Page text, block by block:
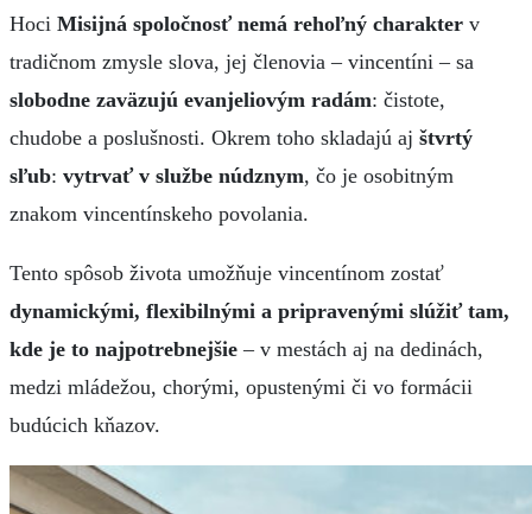
Hoci Misijná spoločnosť nemá rehoľný charakter v
tradičnom zmysle slova, jej členovia – vincentíni – sa
slobodne zaväzujú evanjeliovým radám: čistote,
chudobe a poslušnosti. Okrem toho skladajú aj štvrtý
sľub: vytrvať v službe núdznym, čo je osobitným
znakom vincentínskeho povolania.
Tento spôsob života umožňuje vincentínom zostať
dynamickými, flexibilnými a pripravenými slúžiť tam,
kde je to najpotrebnejšie – v mestách aj na dedinách,
medzi mládežou, chorými, opustenými či vo formácii
budúcich kňazov.